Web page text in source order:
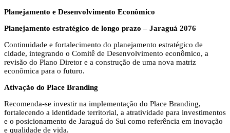
Planejamento e Desenvolvimento Econômico
Planejamento estratégico de longo prazo – Jaraguá 2076
Continuidade e fortalecimento do planejamento estratégico de
cidade, integrando o Comitê de Desenvolvimento econômico, a
revisão do Plano Diretor e a construção de uma nova matriz
econômica para o futuro.
Ativação do Place Branding
Recomenda-se investir na implementação do Place Branding,
fortalecendo a identidade territorial, a atratividade para investimentos
e o posicionamento de Jaraguá do Sul como referência em inovação
e qualidade de vida.